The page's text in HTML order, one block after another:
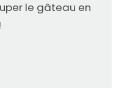
le gâteau en